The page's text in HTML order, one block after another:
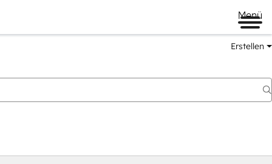
Menü
Erstellen